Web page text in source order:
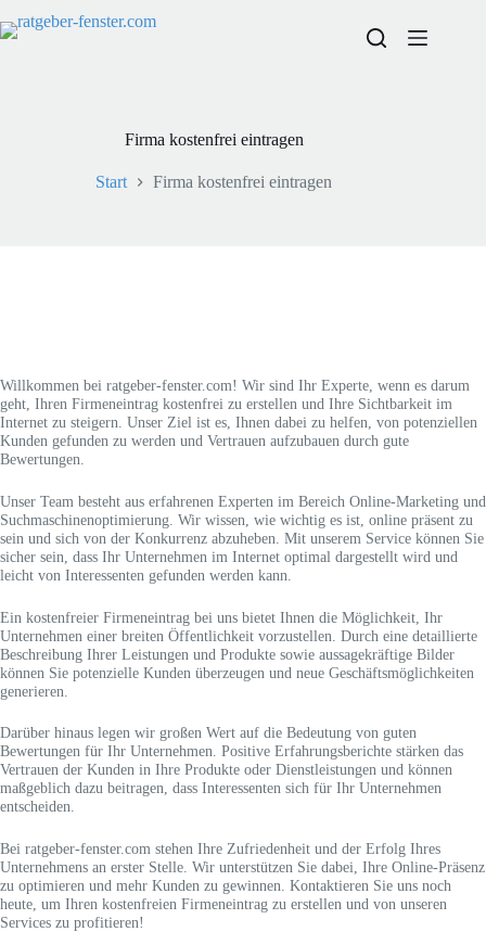
Inhalt
Firma kostenfrei eintragen
Start Firma kostenfrei eintragen
Willkommen bei ratgeber-fenster.com! Wir sind Ihr Experte, wenn es darum
geht, Ihren Firmeneintrag kostenfrei zu erstellen und Ihre Sichtbarkeit im
Internet zu steigern. Unser Ziel ist es, Ihnen dabei zu helfen, von potenziellen
Kunden gefunden zu werden und Vertrauen aufzubauen durch gute
Bewertungen.
Unser Team besteht aus erfahrenen Experten im Bereich Online-Marketing und
Suchmaschinenoptimierung. Wir wissen, wie wichtig es ist, online präsent zu
sein und sich von der Konkurrenz abzuheben. Mit unserem Service können Sie
sicher sein, dass Ihr Unternehmen im Internet optimal dargestellt wird und
leicht von Interessenten gefunden werden kann.
Ein kostenfreier Firmeneintrag bei uns bietet Ihnen die Möglichkeit, Ihr
Unternehmen einer breiten Öffentlichkeit vorzustellen. Durch eine detaillierte
Beschreibung Ihrer Leistungen und Produkte sowie aussagekräftige Bilder
können Sie potenzielle Kunden überzeugen und neue Geschäftsmöglichkeiten
generieren.
Darüber hinaus legen wir großen Wert auf die Bedeutung von guten
Bewertungen für Ihr Unternehmen. Positive Erfahrungsberichte stärken das
Vertrauen der Kunden in Ihre Produkte oder Dienstleistungen und können
maßgeblich dazu beitragen, dass Interessenten sich für Ihr Unternehmen
entscheiden.
Bei ratgeber-fenster.com stehen Ihre Zufriedenheit und der Erfolg Ihres
Unternehmens an erster Stelle. Wir unterstützen Sie dabei, Ihre Online-Präsenz
zu optimieren und mehr Kunden zu gewinnen. Kontaktieren Sie uns noch
heute, um Ihren kostenfreien Firmeneintrag zu erstellen und von unseren
Services zu profitieren!